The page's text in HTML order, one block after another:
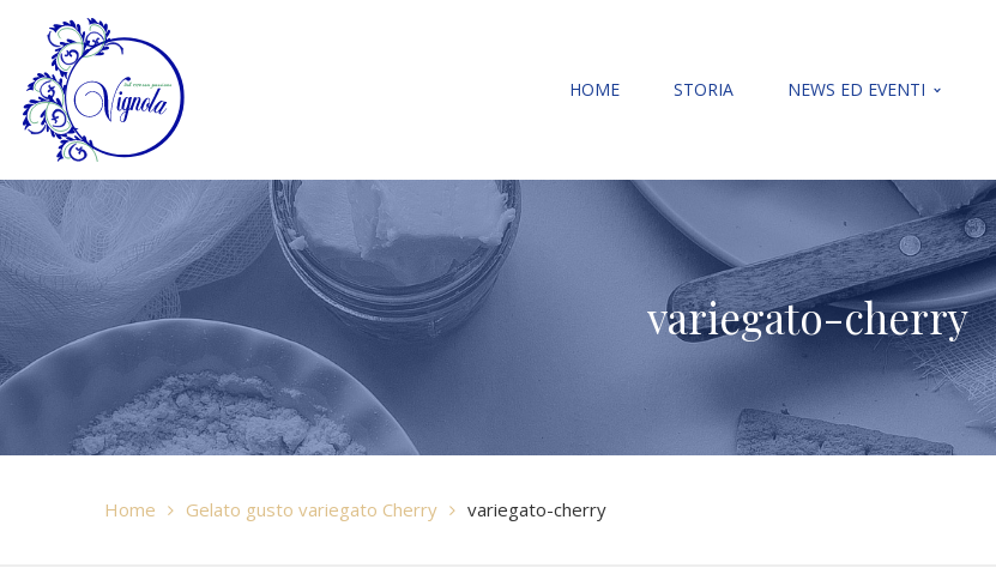
HOME STORIA NEWS ED EVENTI
variegato-cherry
Home Gelato gusto variegato Cherry variegato-cherry